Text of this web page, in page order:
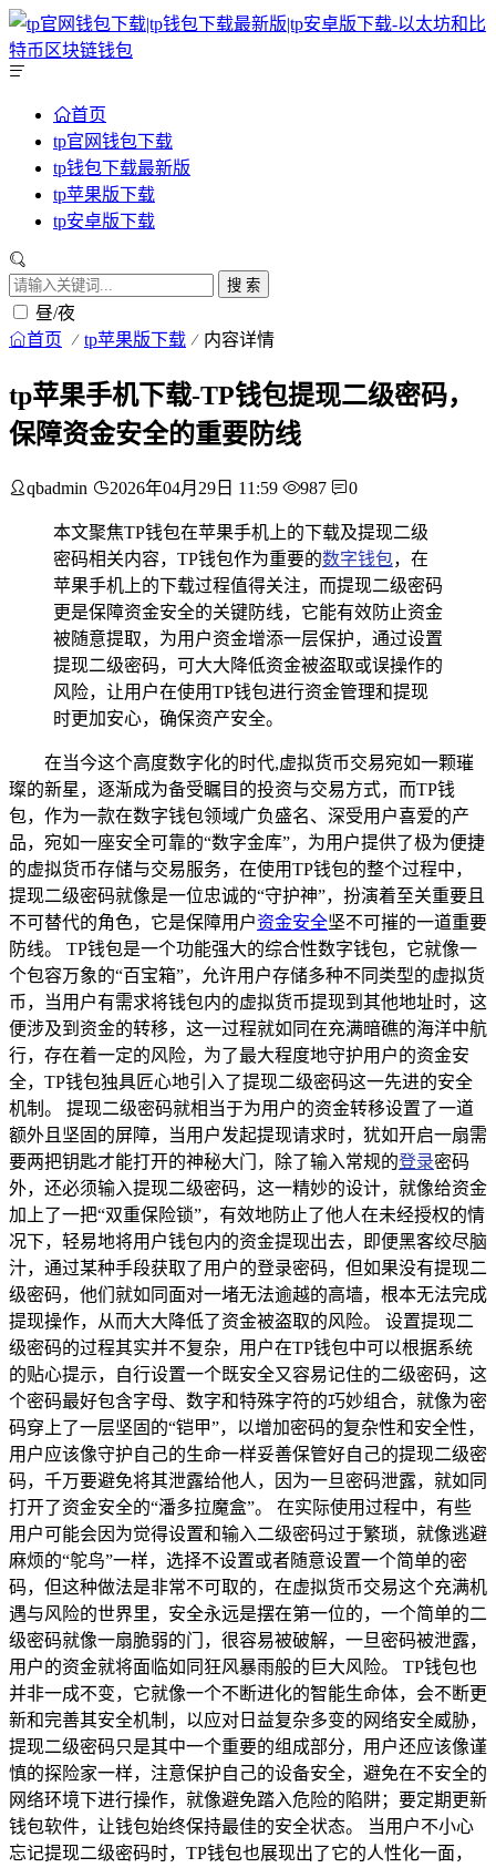
首页
tp官网钱包下载
tp钱包下载最新版
tp苹果版下载
tp安卓版下载
搜 索
昼/夜
首页 tp苹果版下载 内容详情
tp苹果手机下载-TP钱包提现二级密码，
保障资金安全的重要防线
qbadmin 2026年04月29日 11:59 987 0
本文聚焦TP钱包在苹果手机上的下载及提现二级
密码相关内容，TP钱包作为重要的数字钱包，在
苹果手机上的下载过程值得关注，而提现二级密码
更是保障资金安全的关键防线，它能有效防止资金
被随意提取，为用户资金增添一层保护，通过设置
提现二级密码，可大大降低资金被盗取或误操作的
风险，让用户在使用TP钱包进行资金管理和提现
时更加安心，确保资产安全。
在当今这个高度数字化的时代,虚拟货币交易宛如一颗璀
璨的新星，逐渐成为备受瞩目的投资与交易方式，而TP钱
包，作为一款在数字钱包领域广负盛名、深受用户喜爱的产
品，宛如一座安全可靠的“数字金库”，为用户提供了极为便捷
的虚拟货币存储与交易服务，在使用TP钱包的整个过程中，
提现二级密码就像是一位忠诚的“守护神”，扮演着至关重要且
不可替代的角色，它是保障用户资金安全坚不可摧的一道重要
防线。 TP钱包是一个功能强大的综合性数字钱包，它就像一
个包容万象的“百宝箱”，允许用户存储多种不同类型的虚拟货
币，当用户有需求将钱包内的虚拟货币提现到其他地址时，这
便涉及到资金的转移，这一过程就如同在充满暗礁的海洋中航
行，存在着一定的风险，为了最大程度地守护用户的资金安
全，TP钱包独具匠心地引入了提现二级密码这一先进的安全
机制。 提现二级密码就相当于为用户的资金转移设置了一道
额外且坚固的屏障，当用户发起提现请求时，犹如开启一扇需
要两把钥匙才能打开的神秘大门，除了输入常规的登录密码
外，还必须输入提现二级密码，这一精妙的设计，就像给资金
加上了一把“双重保险锁”，有效地防止了他人在未经授权的情
况下，轻易地将用户钱包内的资金提现出去，即便黑客绞尽脑
汁，通过某种手段获取了用户的登录密码，但如果没有提现二
级密码，他们就如同面对一堵无法逾越的高墙，根本无法完成
提现操作，从而大大降低了资金被盗取的风险。 设置提现二
级密码的过程其实并不复杂，用户在TP钱包中可以根据系统
的贴心提示，自行设置一个既安全又容易记住的二级密码，这
个密码最好包含字母、数字和特殊字符的巧妙组合，就像为密
码穿上了一层坚固的“铠甲”，以增加密码的复杂性和安全性，
用户应该像守护自己的生命一样妥善保管好自己的提现二级密
码，千万要避免将其泄露给他人，因为一旦密码泄露，就如同
打开了资金安全的“潘多拉魔盒”。 在实际使用过程中，有些
用户可能会因为觉得设置和输入二级密码过于繁琐，就像逃避
麻烦的“鸵鸟”一样，选择不设置或者随意设置一个简单的密
码，但这种做法是非常不可取的，在虚拟货币交易这个充满机
遇与风险的世界里，安全永远是摆在第一位的，一个简单的二
级密码就像一扇脆弱的门，很容易被破解，一旦密码被泄露，
用户的资金就将面临如同狂风暴雨般的巨大风险。 TP钱包也
并非一成不变，它就像一个不断进化的智能生命体，会不断更
新和完善其安全机制，以应对日益复杂多变的网络安全威胁，
提现二级密码只是其中一个重要的组成部分，用户还应该像谨
慎的探险家一样，注意保护自己的设备安全，避免在不安全的
网络环境下进行操作，就像避免踏入危险的陷阱；要定期更新
钱包软件，让钱包始终保持最佳的安全状态。 当用户不小心
忘记提现二级密码时，TP钱包也展现出了它的人性化一面，